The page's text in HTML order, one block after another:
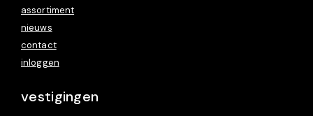
assortiment
nieuws
contact
inloggen
vestigingen